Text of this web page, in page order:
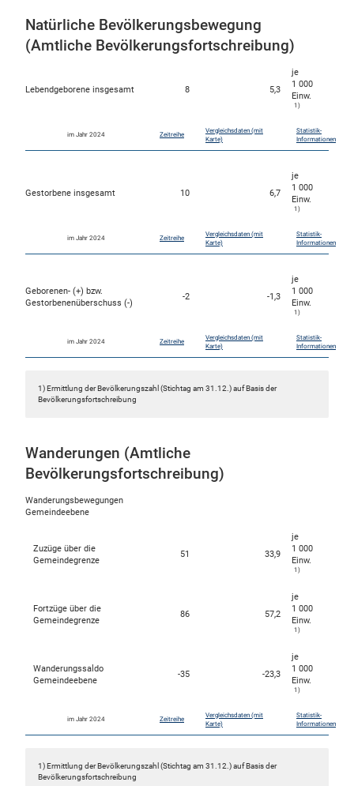
Natürliche Bevölkerungsbewegung
(Amtliche Bevölkerungsfortschreibung)
Lebendgeborene insgesamt 8 5,3
je
1 000
Einw.
1)
im Jahr 2024 Zeitreihe
Vergleichsdaten (mit
Karte)
Statistik-
Informationen
Gestorbene insgesamt 10 6,7
je
1 000
Einw.
1)
im Jahr 2024 Zeitreihe
Vergleichsdaten (mit
Karte)
Statistik-
Informationen
Geborenen- (+) bzw.
Gestorbenenüberschuss (-)
-2 -1,3
je
1 000
Einw.
1)
im Jahr 2024 Zeitreihe
Vergleichsdaten (mit
Karte)
Statistik-
Informationen
1) Ermittlung der Bevölkerungszahl (Stichtag am 31.12.) auf Basis der
Bevölkerungsfortschreibung
Wanderungen (Amtliche
Bevölkerungsfortschreibung)
Wanderungsbewegungen
Gemeindeebene
Zuzüge über die
Gemeindegrenze
51 33,9
je
1 000
Einw.
1)
Fortzüge über die
Gemeindegrenze
86 57,2
je
1 000
Einw.
1)
Wanderungssaldo
Gemeindeebene
-35 -23,3
je
1 000
Einw.
1)
im Jahr 2024 Zeitreihe
Vergleichsdaten (mit
Karte)
Statistik-
Informationen
1) Ermittlung der Bevölkerungszahl (Stichtag am 31.12.) auf Basis der
Bevölkerungsfortschreibung